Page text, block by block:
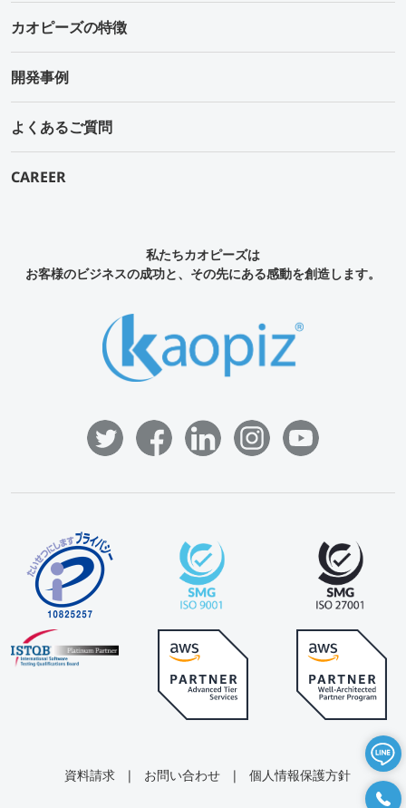
カオピーズの特徴
開発事例
よくあるご質問
CAREER
私たちカオピーズは
お客様のビジネスの成功と、その先にある感動を創造します。
資料請求 | お問い合わせ | 個人情報保護方針